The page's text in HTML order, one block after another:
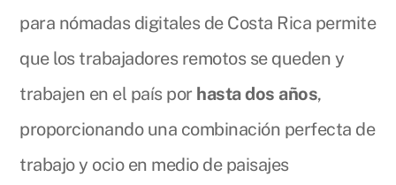
para nómadas digitales de Costa Rica permite
que los trabajadores remotos se queden y
trabajen en el país por hasta dos años,
proporcionando una combinación perfecta de
trabajo y ocio en medio de paisajes